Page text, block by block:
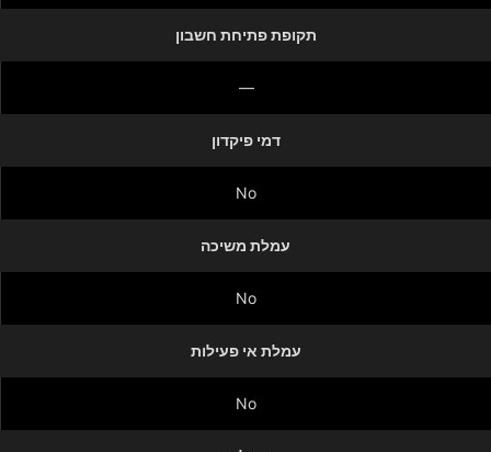
תקופת פתיחת חשבון
—
דמי פיקדון
No
עמלת משיכה
No
עמלת אי פעילות
No